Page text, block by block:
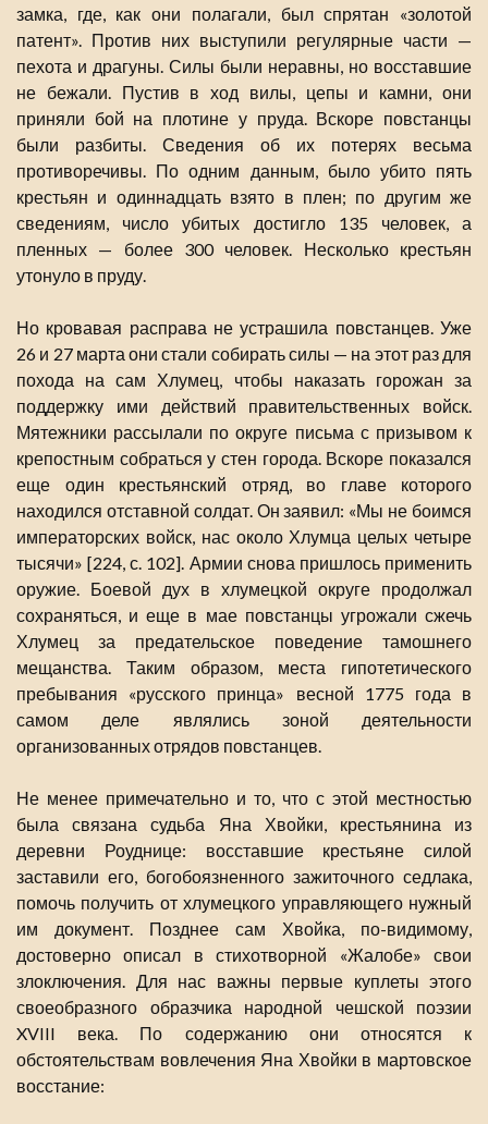
замка, где, как они полагали, был спрятан «золотой
патент». Против них выступили регулярные части —
пехота и драгуны. Силы были неравны, но восставшие
не бежали. Пустив в ход вилы, цепы и камни, они
приняли бой на плотине у пруда. Вскоре повстанцы
были разбиты. Сведения об их потерях весьма
противоречивы. По одним данным, было убито пять
крестьян и одиннадцать взято в плен; по другим же
сведениям, число убитых достигло 135 человек, а
пленных — более 300 человек. Несколько крестьян
утонуло в пруду.
Но кровавая расправа не устрашила повстанцев. Уже
26 и 27 марта они стали собирать силы — на этот раз для
похода на сам Хлумец, чтобы наказать горожан за
поддержку ими действий правительственных войск.
Мятежники рассылали по округе письма с призывом к
крепостным собраться у стен города. Вскоре показался
еще один крестьянский отряд, во главе которого
находился отставной солдат. Он заявил: «Мы не боимся
императорских войск, нас около Хлумца целых четыре
тысячи» [224, с. 102]. Армии снова пришлось применить
оружие. Боевой дух в хлумецкой округе продолжал
сохраняться, и еще в мае повстанцы угрожали сжечь
Хлумец за предательское поведение тамошнего
мещанства. Таким образом, места гипотетического
пребывания «русского принца» весной 1775 года в
самом деле являлись зоной деятельности
организованных отрядов повстанцев.
Не менее примечательно и то, что с этой местностью
была связана судьба Яна Хвойки, крестьянина из
деревни Роуднице: восставшие крестьяне силой
заставили его, богобоязненного зажиточного седлака,
помочь получить от хлумецкого управляющего нужный
им документ. Позднее сам Хвойка, по-видимому,
достоверно описал в стихотворной «Жалобе» свои
злоключения. Для нас важны первые куплеты этого
своеобразного образчика народной чешской поэзии
XVIII века. По содержанию они относятся к
обстоятельствам вовлечения Яна Хвойки в мартовское
восстание: